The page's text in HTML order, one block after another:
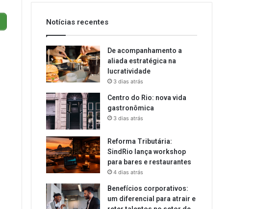
Notícias recentes
De acompanhamento a
aliada estratégica na
lucratividade
3 dias atrás
Centro do Rio: nova vida
gastronômica
3 dias atrás
Reforma Tributária:
SindRio lança workshop
para bares e restaurantes
4 dias atrás
Benefícios corporativos:
um diferencial para atrair e